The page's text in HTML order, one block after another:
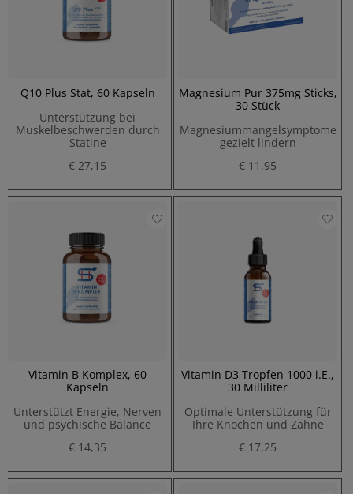
Q10 Plus Stat, 60 Kapseln
Unterstützung bei
Muskelbeschwerden durch
Statine
€ 27,15
Magnesium Pur 375mg Sticks,
30 Stück
Magnesiummangelsymptome
gezielt lindern
€ 11,95
Vitamin B Komplex, 60
Kapseln
Unterstützt Energie, Nerven
und psychische Balance
€ 14,35
Vitamin D3 Tropfen 1000 i.E.,
30 Milliliter
Optimale Unterstützung für
Ihre Knochen und Zähne
€ 17,25